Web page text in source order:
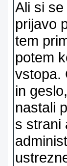
Ali si
prijavo
tem
potem
vstopa.
in
nastali
s strani